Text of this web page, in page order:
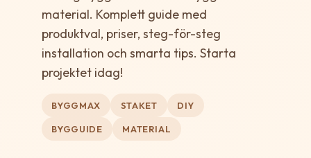
material. Komplett guide med
produktval, priser, steg-för-steg
installation och smarta tips. Starta
projektet idag!
BYGGMAX STAKET DIY
BYGGUIDE MATERIAL